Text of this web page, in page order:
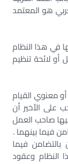
هو المعتمد
في هذا النظام
لائحة تنظيم
معنوي القيام
على الأخير أن
صاحب العمل
فيما بينهما .
فيما
النظام وعقود